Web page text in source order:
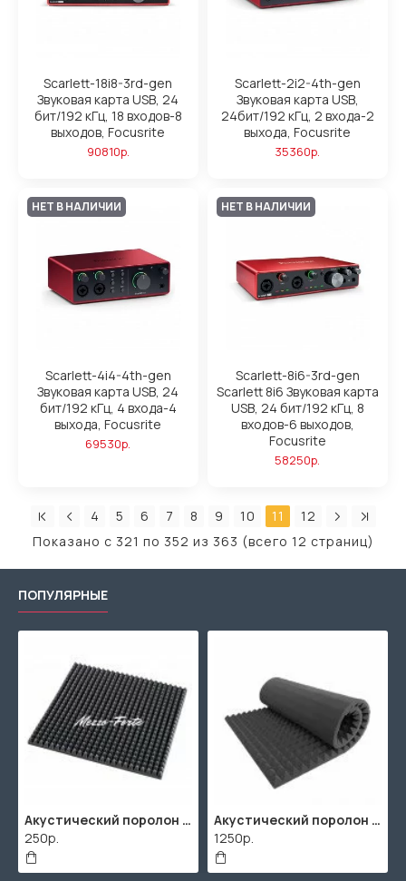
Scarlett-18i8-3rd-gen
Звуковая карта USB, 24
бит/192 кГц, 18 входов-8
выходов, Focusrite
90810р.
Scarlett-2i2-4th-gen
Звуковая карта USB,
24бит/192 кГц, 2 входа-2
выхода, Focusrite
35360р.
НЕТ В НАЛИЧИИ
Scarlett-4i4-4th-gen
Звуковая карта USB, 24
бит/192 кГц, 4 входа-4
выхода, Focusrite
69530р.
НЕТ В НАЛИЧИИ
Scarlett-8i6-3rd-gen
Scarlett 8i6 Звуковая карта
USB, 24 бит/192 кГц, 8
входов-6 выходов,
Focusrite
58250р.
4 5 6 7 8 9 10 11
12
Показано с 321 по 352 из 363 (всего 12 страниц)
ПОПУЛЯРНЫЕ
Акустический поролон "Пирамида" / 480x480х30мм / Темно-серый
250р.
Акустический поролон "Пирамида" / 2000х1000мм
1250р.